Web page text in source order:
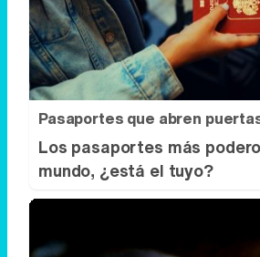
Pasaportes que abren
Los pasaportes más
mundo, ¿está el tuyo?